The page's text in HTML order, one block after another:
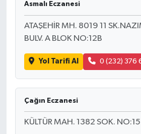
Asmalı Eczanesi
ATAŞEHİR MH. 8019 11
BULV. A BLOK NO:12B
Yol Tarifi Al 0 (232) 376
Çağın Eczanesi
KÜLTÜR MAH. 1382 SOK.